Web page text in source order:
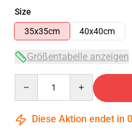
Size
35x35cm
40x40cm
Größentabelle anzeigen
Diese Aktion endet in